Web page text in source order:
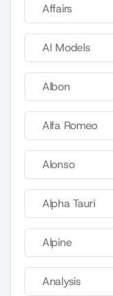
Affairs
AI Models
Albon
Alfa Romeo
Alonso
Alpha Tauri
Alpine
Analysis